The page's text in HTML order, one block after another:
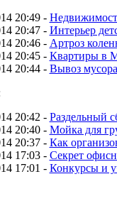
20:49-
20:47- Интерьер
20:46- Артроз
20:45- Квартиры в
20:44- Вывоз
20:42 - Раздельный
20:40- Мойка для
20:37- Как
17:03- Секрет
17:01 - Конкурсы и